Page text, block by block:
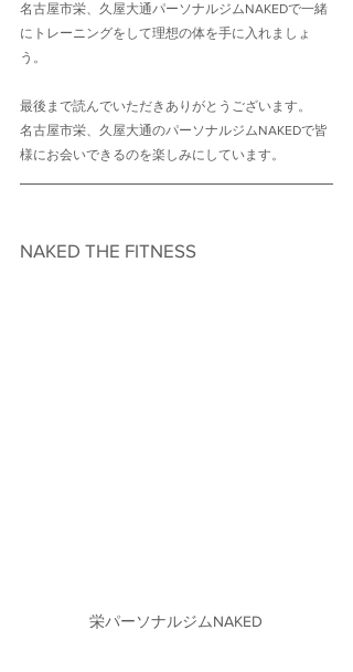
名古屋市栄、久屋大通パーソナルジムNAKEDで一緒
にトレーニングをして理想の体を手に入れましょ
う。
最後まで読んでいただきありがとうございます。
名古屋市栄、久屋大通のパーソナルジムNAKEDで皆
様にお会いできるのを楽しみにしています。
NAKED THE FITNESS
栄パーソナルジムNAKED